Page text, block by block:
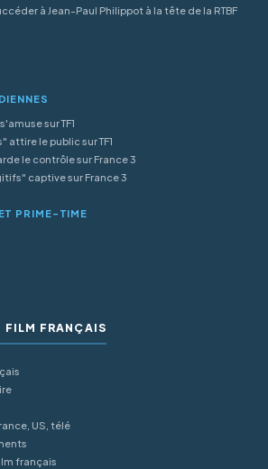
à Jean-Paul Philippot à la tête de la RTBF
sur TF1
attire le public sur TF1
le contrôle sur France 3
captive sur France 3
PRIME-TIME
FILM FRANÇAIS
US, télé
français